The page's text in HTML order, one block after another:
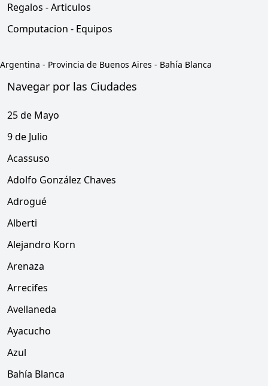
Regalos - Articulos
Computacion - Equipos
Argentina - Provincia de Buenos Aires - Bahía Blanca
Navegar por las Ciudades
25 de Mayo
9 de Julio
Acassuso
Adolfo González Chaves
Adrogué
Alberti
Alejandro Korn
Arenaza
Arrecifes
Avellaneda
Ayacucho
Azul
Bahía Blanca